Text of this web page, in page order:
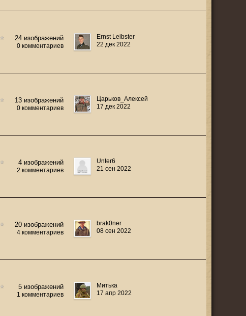
24 изображений
0 комментариев
Ernst Leibster
22 дек 2022
13 изображений
0 комментариев
Царьков_Алексей
17 дек 2022
4 изображений
2 комментариев
Unter6
21 сен 2022
20 изображений
4 комментариев
brak0ner
08 сен 2022
5 изображений
1 комментариев
Митька
17 апр 2022